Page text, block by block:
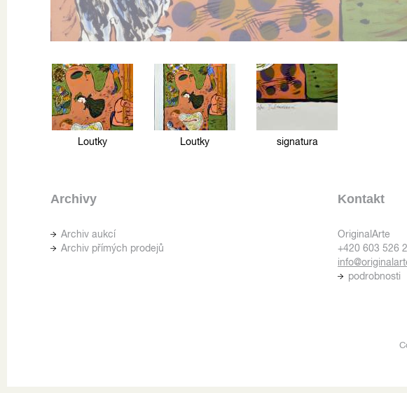
Loutky Loutky signatura
Archivy
Archiv aukcí
Archiv přímých prodejů
Kontakt
OriginalArte
+420 603 526
podrobnosti